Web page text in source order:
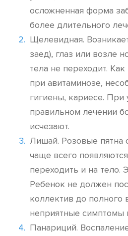
осложненная форма
более длительного
Щелевидная.
заед), глаз или возле
тела не переходит.
при авитаминозе,
гигиены, кариесе. При
правильном лечении
исчезают.
Лишай. Розовые пятна
чаще всего
переходить и на тело.
Ребенок не должен
коллектив до полного
неприятные симптомы
Панариций.